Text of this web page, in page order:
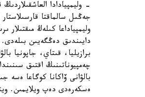
جەڭىل سالماقتا
وليمپياداعا كىلەڭ
دايىندىق دەڭگەيىن
برازيليا، قىتاي، جاپونيا
چەمپيوناتىنىڭ اقتىق
بالۋانى ۆاكانا كوگاعا ەسە
ەسكەرەدى دەپ ويلايمىن.